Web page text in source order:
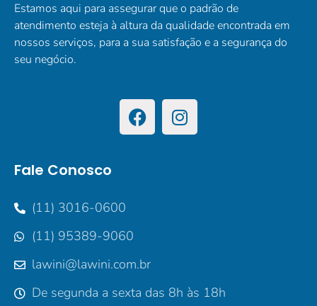
Estamos aqui para assegurar que o padrão de
atendimento esteja à altura da qualidade encontrada em
nossos serviços, para a sua satisfação e a segurança do
seu negócio.
Fale Conosco
(11) 3016-0600
(11) 95389-9060
lawini@lawini.com.br
De segunda a sexta das 8h às 18h